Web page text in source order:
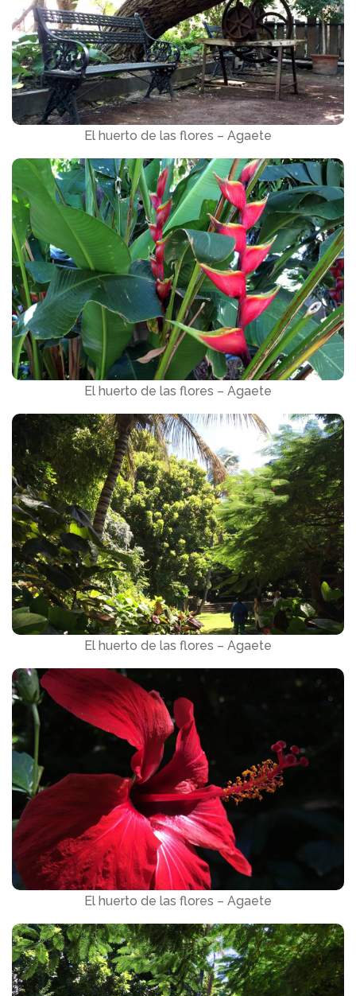
El huerto de las flores – Agaete
El huerto de las flores – Agaete
El huerto de las flores – Agaete
El huerto de las flores – Agaete